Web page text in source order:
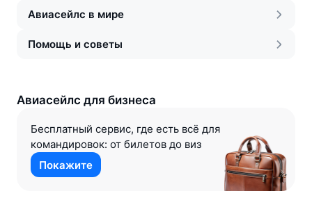
Авиасейлс в мире
Помощь и советы
Авиасейлс для бизнеса
Бесплатный сервис, где есть всё для
командировок: от билетов до виз
Покажите